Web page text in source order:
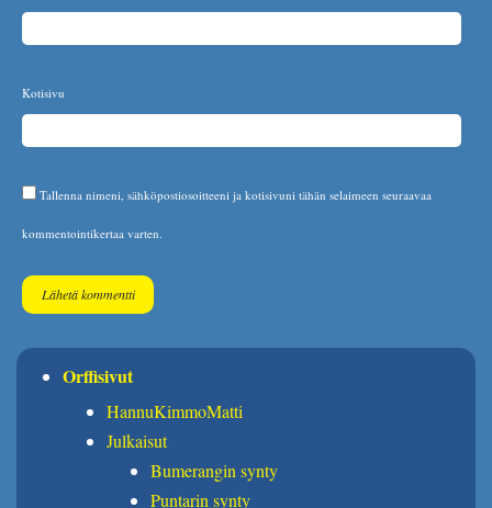
Kotisivu
Tallenna nimeni, sähköpostiosoitteeni ja kotisivuni tähän selaimeen seuraavaa
kommentointikertaa varten.
Orffisivut
HannuKimmoMatti
Julkaisut
Bumerangin synty
Puntarin synty